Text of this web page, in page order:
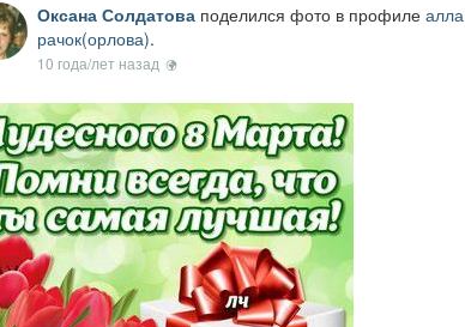
Оксана Солдатова поделился фото в профилеалла
рачок(орлова).
10 года/лет назад